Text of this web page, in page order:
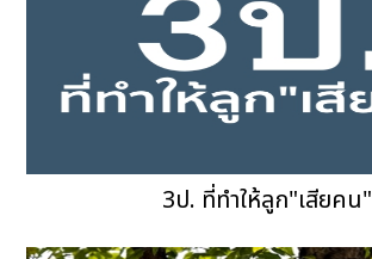
3ป. ที่ทำให้ลูก"เสียคน"